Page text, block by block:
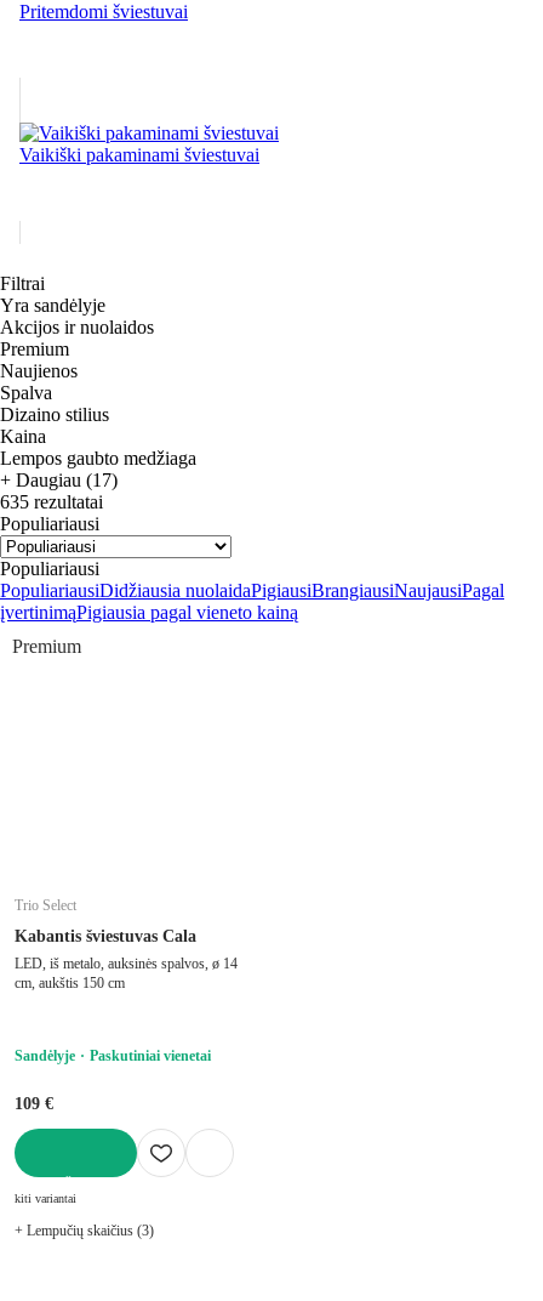
Pritemdomi šviestuvai
Vaikiški pakaminami šviestuvai
Filtrai
Yra sandėlyje
Akcijos ir nuolaidos
Premium
Naujienos
Spalva
Dizaino stilius
Kaina
Lempos gaubto medžiaga
+ Daugiau (17)
635 rezultatai
Populiariausi
Populiariausi
PopuliariausiDidžiausia nuolaidaPigiausiBrangiausiNaujausiPagal
įvertinimąPigiausia pagal vieneto kainą
Premium
Trio Select
Kabantis šviestuvas Cala
LED, iš metalo, auksinės spalvos, ø 14
cm, aukštis 150 cm
Sandėlyje Paskutiniai vienetai
109 €
kiti variantai
+ Lempučių skaičius (3)